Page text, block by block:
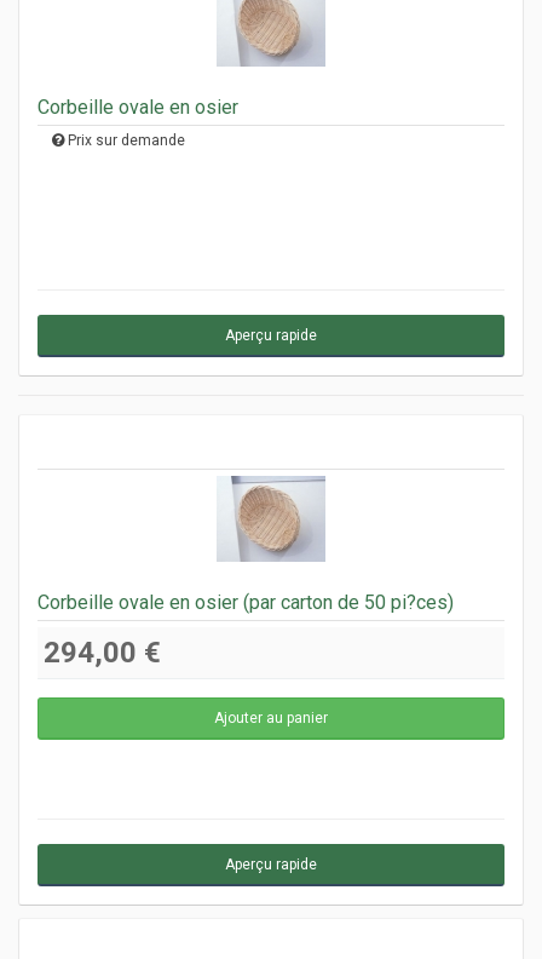
Corbeille ovale en osier
Prix sur demande
Aperçu rapide
Corbeille ovale en osier (par carton de 50 pi?ces)
294,00 €
Aperçu rapide